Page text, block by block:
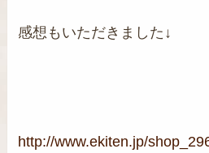
感想もいただきました↓
http://www.ekiten.jp/